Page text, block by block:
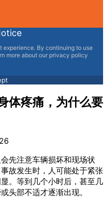
experience. By continuing to use
more about our privacy policy
体疼痛，为什么要
先注意车辆损坏和现场状
故发生时，人可能处于紧张
。等到几个小时后，甚至几
头部不适才逐渐出现。